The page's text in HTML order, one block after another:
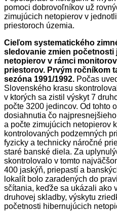
pomoci dobrovoľníkov už
zimujúcich netopierov v
priestoroch územia.
Cieľom systematického
sledovanie zmien
netopierov v rámci
priestorov. Prvým ročníkom
sezóna 1991/1992. Počas
Slovenského krasu
v ktorých sa zistil výskyt 7
počte 3200 jedincov. Od tohto
dosiahnutia čo
a počte zimujúcich netopierov
kontrolovaných podzemných
fyzicky a technicky náročné
staré banské diela. Za
skontrolovalo v tomto
400 jaskýň, priepastí a
lokalít bolo zaradených do
sčítania, keďže sa ukázali ako
druhovej skladby, výskytu
početnosti hibernujúcich